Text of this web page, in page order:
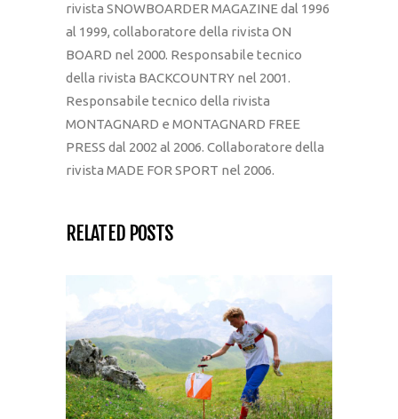
rivista SNOWBOARDER MAGAZINE dal 1996
al 1999, collaboratore della rivista ON
BOARD nel 2000. Responsabile tecnico
della rivista BACKCOUNTRY nel 2001.
Responsabile tecnico della rivista
MONTAGNARD e MONTAGNARD FREE
PRESS dal 2002 al 2006. Collaboratore della
rivista MADE FOR SPORT nel 2006.
RELATED POSTS